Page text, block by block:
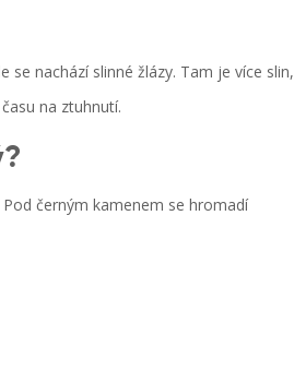
nachází slinné žlázy. Tam je více slin,
na ztuhnutí.
černým kamenem se hromadí